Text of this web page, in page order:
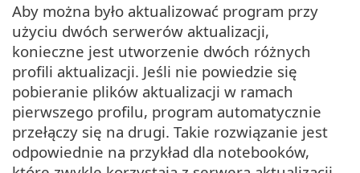
Aby można było aktualizować program przy
użyciu dwóch serwerów aktualizacji,
konieczne jest utworzenie dwóch różnych
profili aktualizacji. Jeśli nie powiedzie się
pobieranie plików aktualizacji w ramach
pierwszego profilu, program automatycznie
przełączy się na drugi. Takie rozwiązanie jest
odpowiednie na przykład dla notebooków,